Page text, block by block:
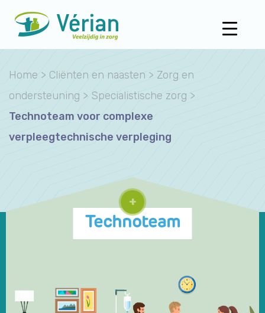
Home > Cliënten en naasten > Zorg en
ondersteuning > Specialistische zorg >
Technoteam voor complexe
verpleegtechnische verpleging
Technoteam
+